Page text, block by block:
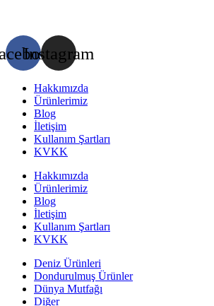
Instagram
Hakkımızda
Ürünlerimiz
Blog
İletişim
Kullanım Şartları
KVKK
Hakkımızda
Ürünlerimiz
Blog
İletişim
Kullanım Şartları
KVKK
Deniz Ürünleri
Dondurulmuş Ürünler
Dünya Mutfağı
Diğer